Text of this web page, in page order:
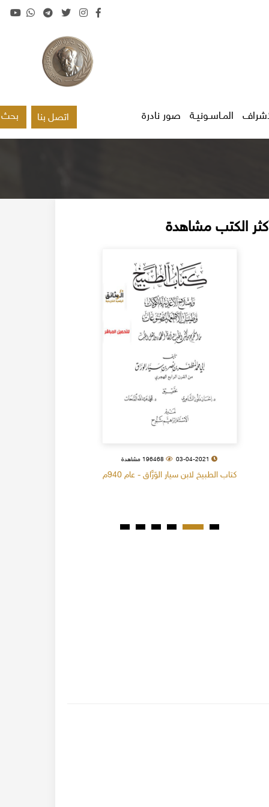
المـاسـونيـة صور نادرة اتصل بنا بحث
الكتب مشاهدة
03-04-2021 196468 مشاهدة
كتاب الطبيخ لابن سيار الوَرَّاق - عام 940م